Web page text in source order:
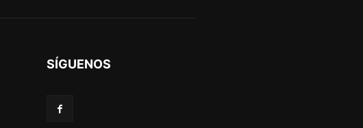
SÍGUENOS